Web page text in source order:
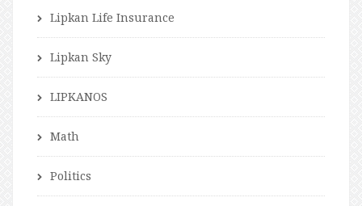
Lipkan Life Insurance
Lipkan Sky
LIPKANOS
Math
Politics